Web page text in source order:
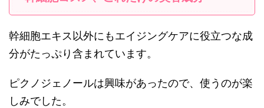
幹細胞エキス以外にもエイジングケアに役立つな成
分がたっぷり含まれています。
ピクノジェノールは興味があったので、使うのが楽
しみでした。